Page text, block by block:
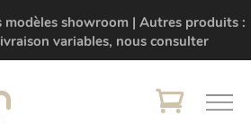
showroom | Autres produits :
variables, nous consulter